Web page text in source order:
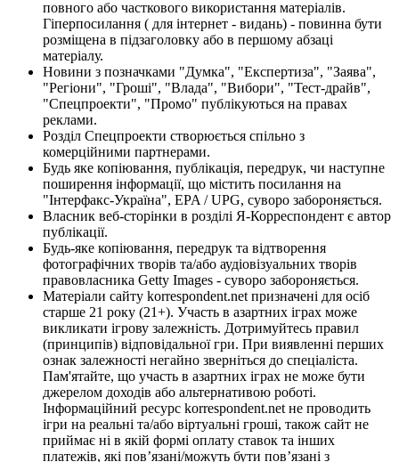
повного або часткового використання матеріалів.
Гіперпосилання ( для інтернет - видань) - повинна бути
розміщена в підзаголовку або в першому абзаці
матеріалу.
Новини з позначками "Думка", "Експертиза", "Заява",
"Регіони", "Гроші", "Влада", "Вибори", "Тест-драйв",
"Спецпроекти", "Промо" публікуються на правах
реклами.
Розділ Спецпроекти створюється спільно з
комерційними партнерами.
Будь яке копіювання, публікація, передрук, чи наступне
поширення інформації, що містить посилання на
"Інтерфакс-Україна", EPA / UPG, суворо забороняється.
Власник веб-сторінки в розділі Я-Корреспондент є автор
публікації.
Будь-яке копіювання, передрук та відтворення
фотографічних творів та/або аудіовізуальних творів
правовласника Getty Images - суворо забороняється.
Матеріали сайту korrespondent.net призначені для осіб
старше 21 року (21+). Участь в азартних іграх може
викликати ігрову залежність. Дотримуйтесь правил
(принципів) відповідальної гри. При виявленні перших
ознак залежності негайно зверніться до спеціаліста.
Пам'ятайте, що участь в азартних іграх не може бути
джерелом доходів або альтернативою роботі.
Інформаційний ресурс korrespondent.net не проводить
ігри на реальні та/або віртуальні гроші, також сайт не
приймає ні в якій формі оплату ставок та інших
платежів, які пов’язані/можуть бути пов’язані з